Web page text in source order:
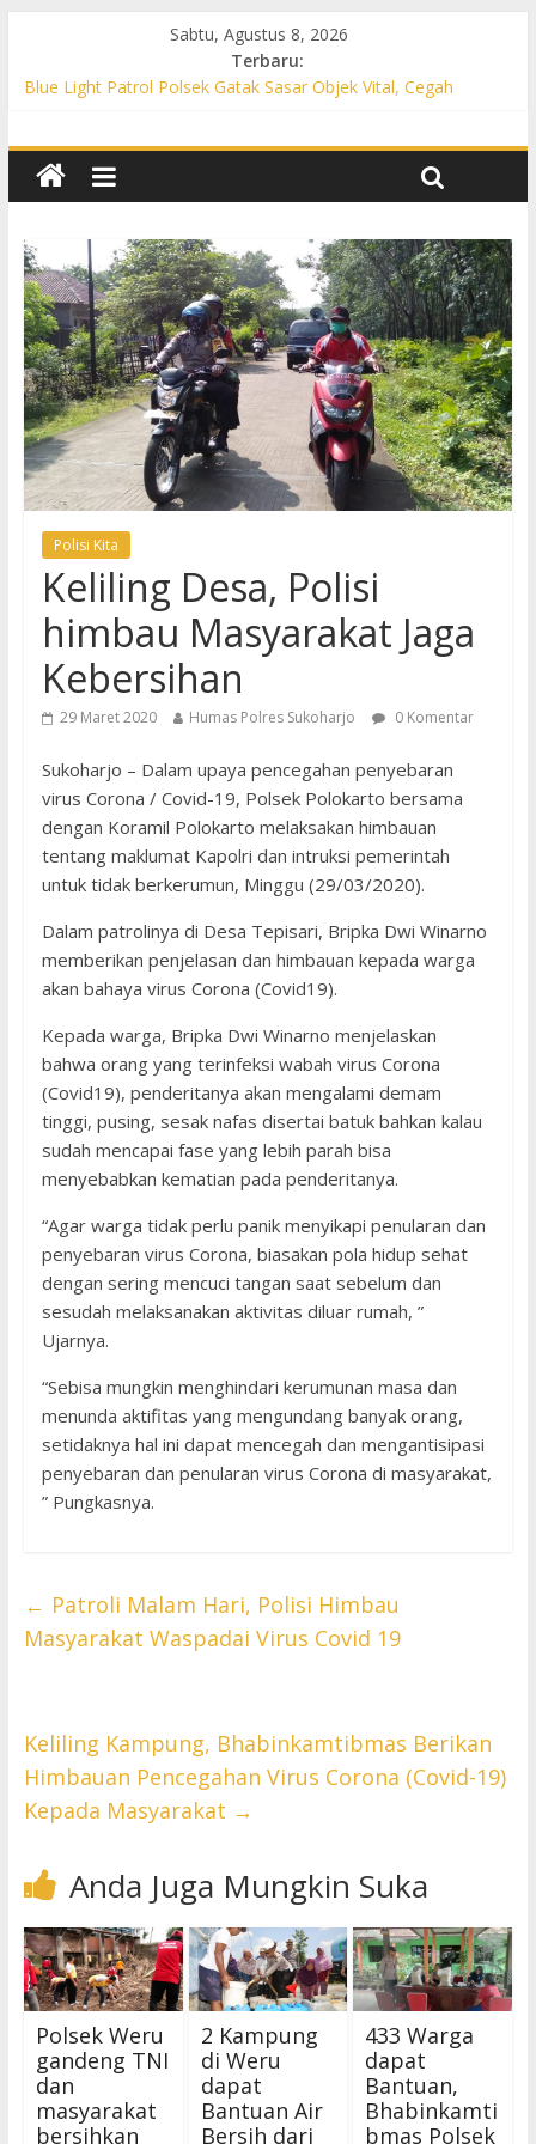
Sabtu, Agustus 8, 2026
Terbaru:
Blue Light Patrol Polsek Gatak Sasar Objek Vital, Cegah
Permukiman, Antisipasi 3C dan Gangguan Kamtibmas
Patroli KRYD Polsek Baki Sisir Titik Rawan, Cegah 3C hingga
Patroli Blue Light Polsek Nguter Sasar Perbankan hingga
Permukiman, Antisipasi 3C dan Gangguan Kamtibmas
Blue Light Patrol Polsek Tawangsari Sisir Belasan Desa, Cegah
Kejahatan 3C dan Gangguan Kamtibmas
Polisi Kita
Keliling Desa, Polisi
himbau Masyarakat Jaga
Kebersihan
29 Maret 2020 Humas Polres Sukoharjo 0 Komentar
Sukoharjo – Dalam upaya pencegahan penyebaran
virus Corona / Covid-19, Polsek Polokarto bersama
dengan Koramil Polokarto melaksakan himbauan
tentang maklumat Kapolri dan intruksi pemerintah
untuk tidak berkerumun, Minggu (29/03/2020).
Dalam patrolinya di Desa Tepisari, Bripka Dwi Winarno
memberikan penjelasan dan himbauan kepada warga
akan bahaya virus Corona (Covid19).
Kepada warga, Bripka Dwi Winarno menjelaskan
bahwa orang yang terinfeksi wabah virus Corona
(Covid19), penderitanya akan mengalami demam
tinggi, pusing, sesak nafas disertai batuk bahkan kalau
sudah mencapai fase yang lebih parah bisa
menyebabkan kematian pada penderitanya.
“Agar warga tidak perlu panik menyikapi penularan dan
penyebaran virus Corona, biasakan pola hidup sehat
dengan sering mencuci tangan saat sebelum dan
sesudah melaksanakan aktivitas diluar rumah, ”
Ujarnya.
“Sebisa mungkin menghindari kerumunan masa dan
menunda aktifitas yang mengundang banyak orang,
setidaknya hal ini dapat mencegah dan mengantisipasi
penyebaran dan penularan virus Corona di masyarakat,
” Pungkasnya.
← Patroli Malam Hari, Polisi Himbau
Masyarakat Waspadai Virus Covid 19
Keliling Kampung, Bhabinkamtibmas Berikan
Himbauan Pencegahan Virus Corona (Covid-19)
Kepada Masyarakat →
Anda Juga Mungkin Suka
Polsek Weru
gandeng TNI
dan
masyarakat
bersihkan
2 Kampung
di Weru
dapat
Bantuan Air
Bersih dari
433 Warga
dapat
Bantuan,
Bhabinkamti
bmas Polsek